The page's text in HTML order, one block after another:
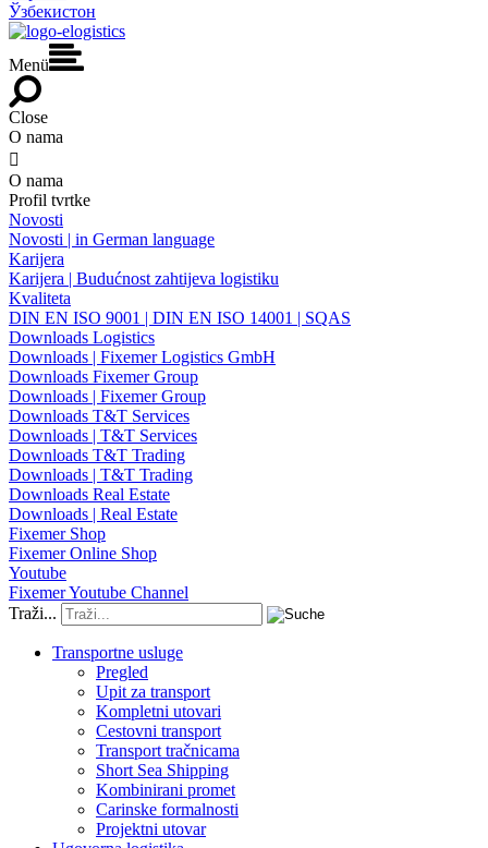
Ўзбекистон
Menü
Close
O nama

O nama
Profil tvrtke
Novosti
Novosti | in German language
Karijera
Karijera | Budućnost zahtijeva logistiku
Kvaliteta
DIN EN ISO 9001 | DIN EN ISO 14001 | SQAS
Downloads Logistics
Downloads | Fixemer Logistics GmbH
Downloads Fixemer Group
Downloads | Fixemer Group
Downloads T&T Services
Downloads | T&T Services
Downloads T&T Trading
Downloads | T&T Trading
Downloads Real Estate
Downloads | Real Estate
Fixemer Shop
Fixemer Online Shop
Youtube
Fixemer Youtube Channel
Traži...
Transportne usluge
Pregled
Upit za transport
Kompletni utovari
Cestovni transport
Transport tračnicama
Short Sea Shipping
Kombinirani promet
Carinske formalnosti
Projektni utovar